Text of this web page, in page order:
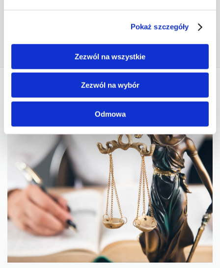
Pokaż szczegóły
Zezwól na wszystkie
Zezwól na wybór
Odmowa